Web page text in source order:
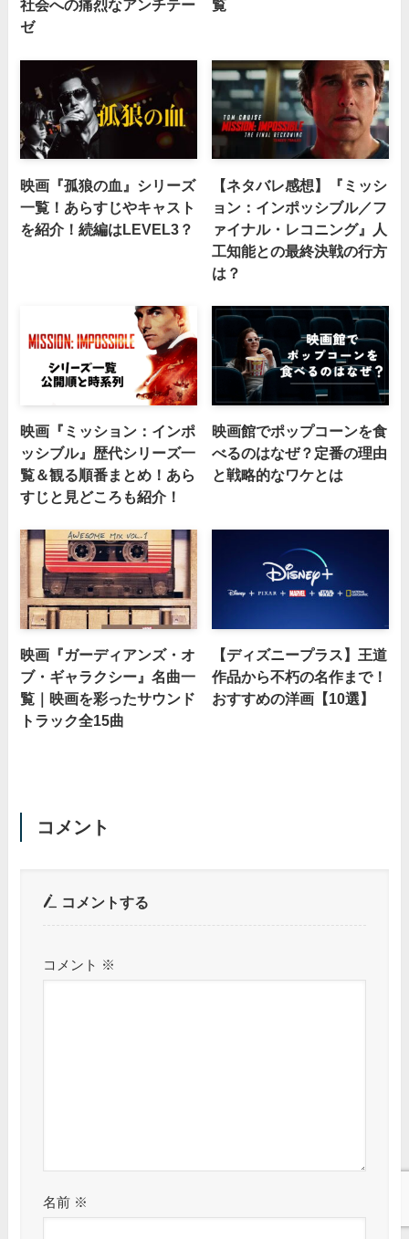
社会への痛烈なアンチテー
ゼ
覧
映画『孤狼の血』シリーズ
一覧！あらすじやキャスト
を紹介！続編はLEVEL3？
【ネタバレ感想】『ミッシ
ョン：インポッシブル／フ
ァイナル・レコニング』人
工知能との最終決戦の行方
は？
映画『ミッション：インポ
ッシブル』歴代シリーズ一
覧＆観る順番まとめ！あら
すじと見どころも紹介！
映画館でポップコーンを食
べるのはなぜ？定番の理由
と戦略的なワケとは
映画『ガーディアンズ・オ
ブ・ギャラクシー』名曲一
覧｜映画を彩ったサウンド
トラック全15曲
【ディズニープラス】王道
作品から不朽の名作まで！
おすすめの洋画【10選】
コメント
コメントする
コメント ※
名前 ※